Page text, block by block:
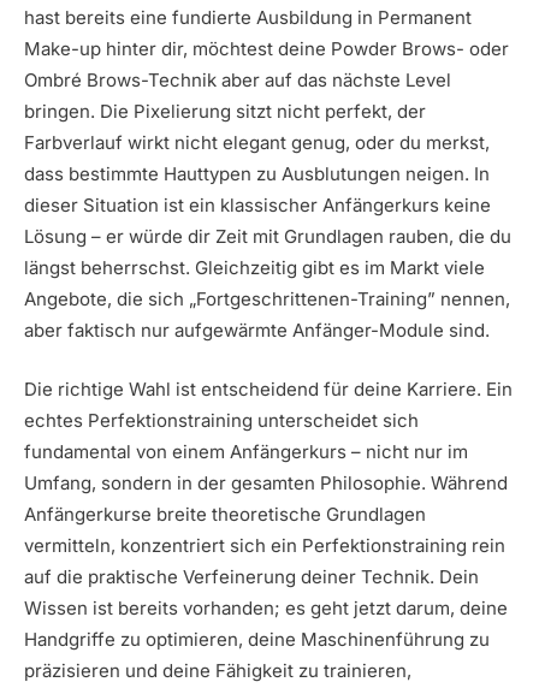
hast bereits eine fundierte Ausbildung in Permanent
Make-up hinter dir, möchtest deine Powder Brows- oder
Ombré Brows-Technik aber auf das nächste Level
bringen. Die Pixelierung sitzt nicht perfekt, der
Farbverlauf wirkt nicht elegant genug, oder du merkst,
dass bestimmte Hauttypen zu Ausblutungen neigen. In
dieser Situation ist ein klassischer Anfängerkurs keine
Lösung – er würde dir Zeit mit Grundlagen rauben, die du
längst beherrschst. Gleichzeitig gibt es im Markt viele
Angebote, die sich „Fortgeschrittenen-Training” nennen,
aber faktisch nur aufgewärmte Anfänger-Module sind.
Die richtige Wahl ist entscheidend für deine Karriere. Ein
echtes Perfektionstraining unterscheidet sich
fundamental von einem Anfängerkurs – nicht nur im
Umfang, sondern in der gesamten Philosophie. Während
Anfängerkurse breite theoretische Grundlagen
vermitteln, konzentriert sich ein Perfektionstraining rein
auf die praktische Verfeinerung deiner Technik. Dein
Wissen ist bereits vorhanden; es geht jetzt darum, deine
Handgriffe zu optimieren, deine Maschinenführung zu
präzisieren und deine Fähigkeit zu trainieren,